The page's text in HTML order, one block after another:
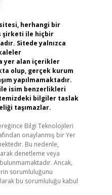
herhangi bir
şirketi ile hiçbir
Sitede yalnızca
yer alan içerikler
olup, gerçek kurum
yapılmamaktadır.
isim benzerlikleri
bilgiler taslak
taşımazlar.
Bilgi Teknolojileri
onaylanmış bir Yer
Bu nedenle,
denetleme veya
Ancak,
sorumluluğunu
bu sorumluluğu kabul